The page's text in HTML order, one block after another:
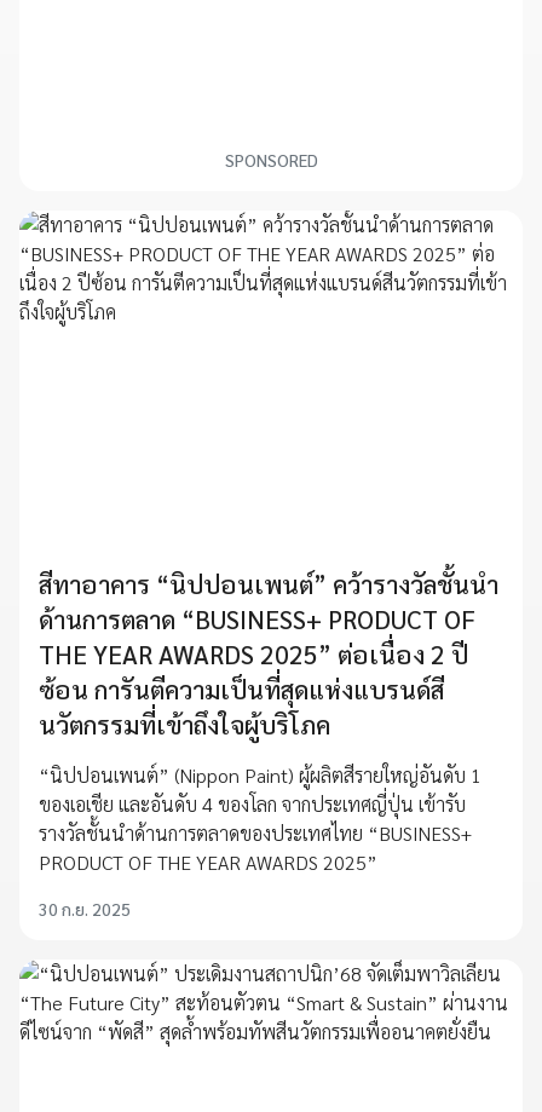
SPONSORED
สีทาอาคาร “นิปปอนเพนต์” คว้ารางวัลชั้นนำ
ด้านการตลาด “BUSINESS+ PRODUCT OF
THE YEAR AWARDS 2025” ต่อเนื่อง 2 ปี
ซ้อน การันตีความเป็นที่สุดแห่งแบรนด์สี
นวัตกรรมที่เข้าถึงใจผู้บริโภค
“นิปปอนเพนต์” (Nippon Paint) ผู้ผลิตสีรายใหญ่อันดับ 1
ของเอเชีย และอันดับ 4 ของโลก จากประเทศญี่ปุ่น เข้ารับ
รางวัลชั้นนำด้านการตลาดของประเทศไทย “BUSINESS+
PRODUCT OF THE YEAR AWARDS 2025”
30 ก.ย. 2025